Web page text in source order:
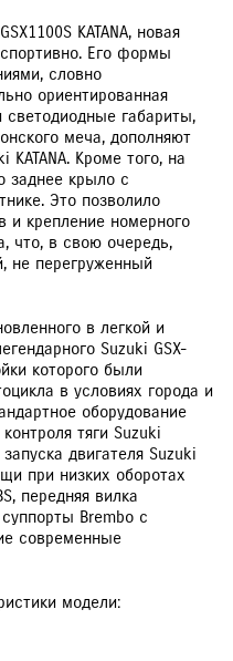
KATANA, новая
Его формы
словно
ориентированная
светодиодные габариты,
меча, дополняют
Кроме того, на
заднее крыло с
Это позволило
и крепление номерного
что, в свою очередь,
не перегруженный
в легкой и
Suzuki GSX-
которого были
в условиях города и
оборудование
тяги Suzuki
двигателя Suzuki
при низких оборотах
передняя вилка
Brembo с
современные
модели: